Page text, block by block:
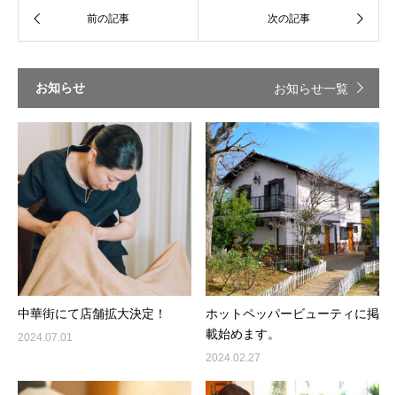
お知らせ お知らせ一覧
中華街にて店舗拡大決定！
2024.07.01
ホットペッパービューティに掲
載始めます。
2024.02.27